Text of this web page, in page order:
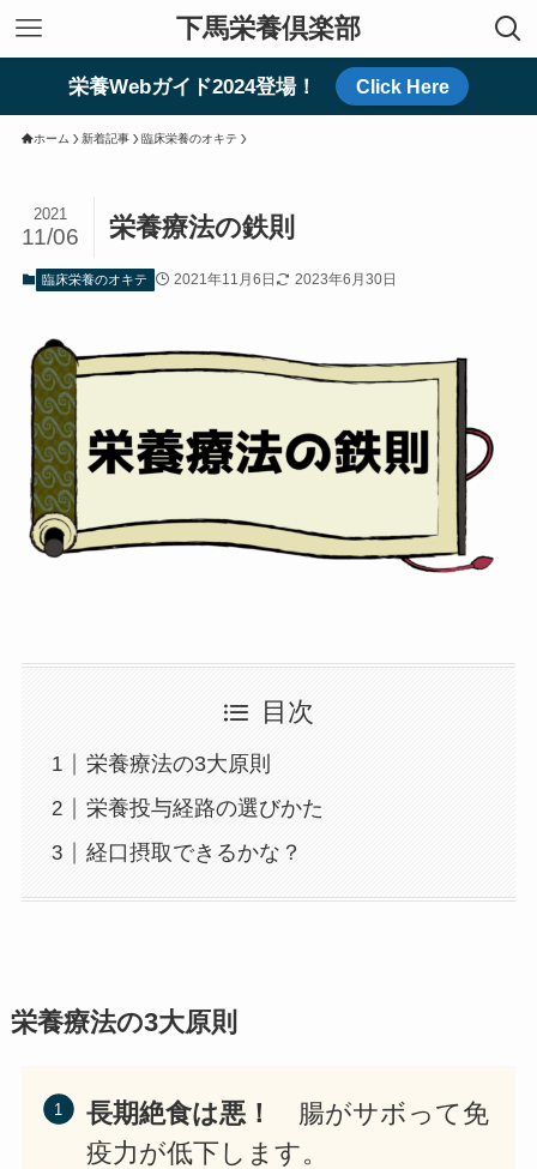
下馬栄養倶楽部
栄養Webガイド2024登場！ Click Here
ホーム 新着記事 臨床栄養のオキテ
栄養療法の鉄則
2021
11/06
臨床栄養のオキテ 2021年11月6日 2023年6月30日
目次
栄養療法の3大原則
栄養投与経路の選びかた
経口摂取できるかな？
栄養療法の3大原則
長期絶食は悪！ 腸がサボって免
疫力が低下します。